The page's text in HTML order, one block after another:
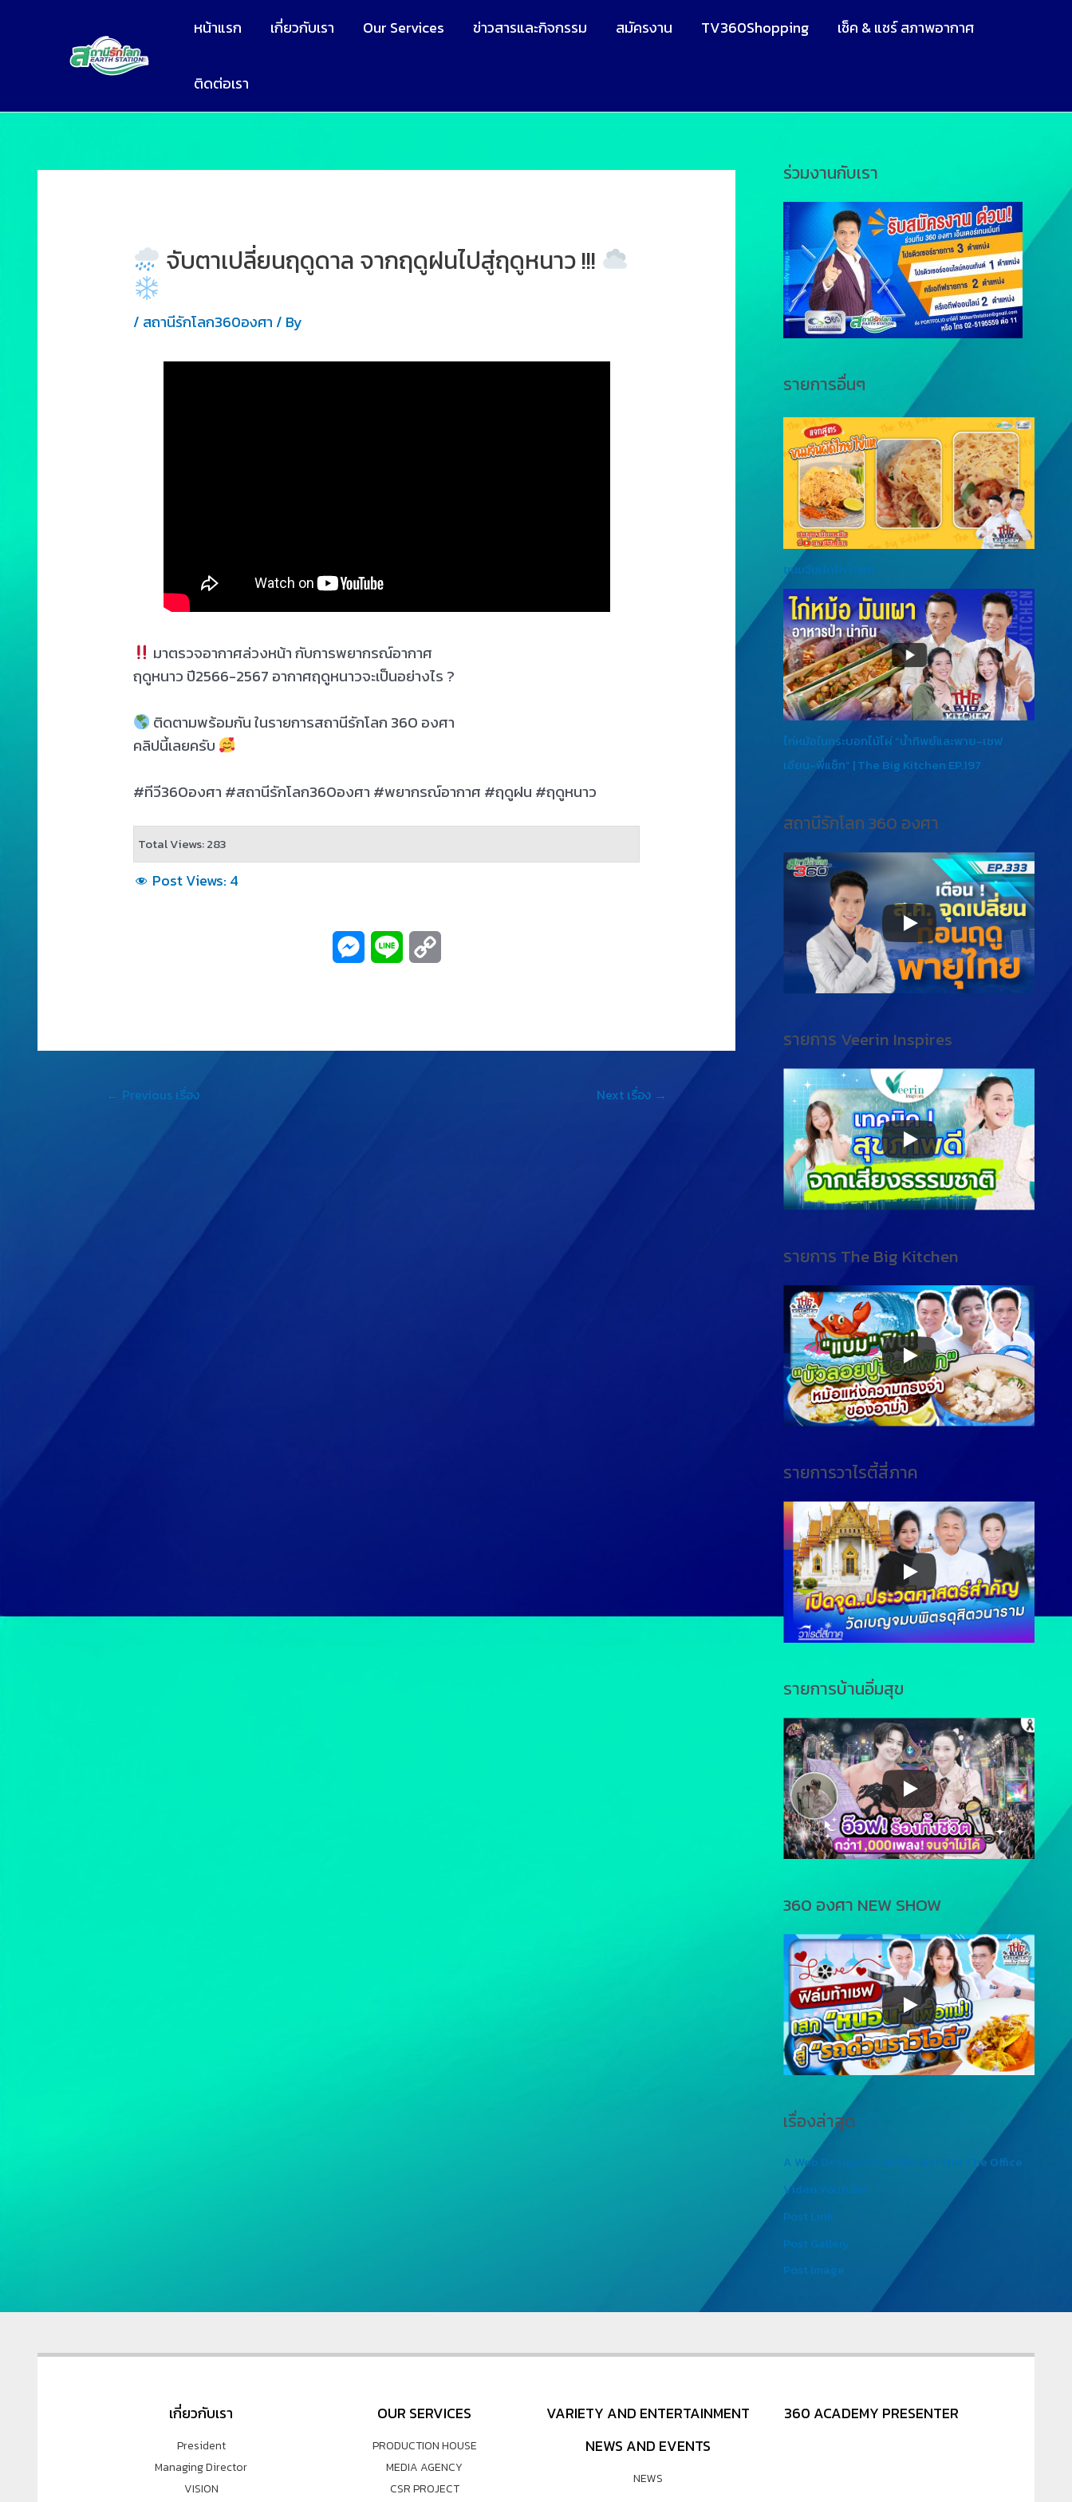
หน้าแรก เกี่ยวกับเรา Our Services ข่าวสารและกิจกรรม สมัครงาน TV360Shopping เช็ค & แชร์ สภาพอากาศ
ติดต่อเรา
จับตาเปลี่ยนฤดูดาล จากฤดูฝนไปสู่ฤดูหนาว !!!
/ สถานีรักโลก360องศา / By
มาตรวจอากาศล่วงหน้า กับการพยากรณ์อากาศ
ฤดูหนาว ปี2566-2567 อากาศฤดูหนาวจะเป็นอย่างไร ?
ติดตามพร้อมกัน ในรายการสถานีรักโลก 360 องศา
คลิปนี้เลยครับ
#ทีวี360องศา #สถานีรักโลก360องศา #พยากรณ์อากาศ #ฤดูฝน #ฤดูหนาว
Total Views: 283
Post Views: 4
← Previous เรื่อง Next เรื่อง →
ร่วมงานกับเรา
รายการอื่นๆ
ขนมจีนผัดไท ไข่แห
ไก่หม้อในกระบอกไม้ไผ่ “น้ำทิพย์และพาย-เชฟ
เอียน-พี่แซ็ก” | The Big Kitchen EP.197
สถานีรักโลก 360 องศา
รายการ Veerin Inspires
รายการ The Big Kitchen
รายการวาไรตี้สี่ภาค
รายการบ้านอิ่มสุข
360 องศา NEW SHOW
เรื่องล่าสุด
A Web Designer’s Guide: Get Out The Office
Video Youtube
Post Link
Post Gallery
Post Image
เกี่ยวกับเรา
President
Managing Director
VISION
OUR SERVICES
PRODUCTION HOUSE
MEDIA AGENCY
CSR PROJECT
VARIETY AND ENTERTAINMENT
NEWS AND EVENTS
NEWS
360 ACADEMY PRESENTER